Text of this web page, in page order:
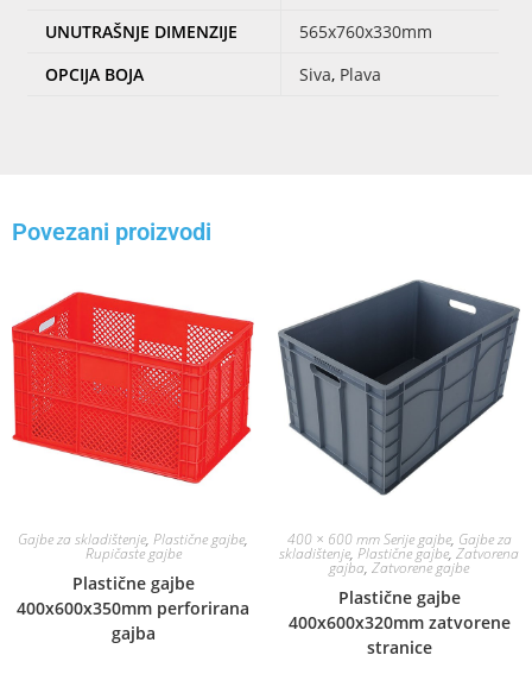
UNUTRAŠNJE DIMENZIJE
565x760x330mm
OPCIJA BOJA
Siva, Plava
Povezani proizvodi
Gajbe za skladištenje, Plastične gajbe,
Rupičaste gajbe
Plastične gajbe
400x600x350mm perforirana
gajba
400 × 600 mm Serije gajbe, Gajbe za
skladištenje, Plastične gajbe, Zatvorena
gajba, Zatvorene gajbe
Plastične gajbe
400x600x320mm zatvorene
stranice